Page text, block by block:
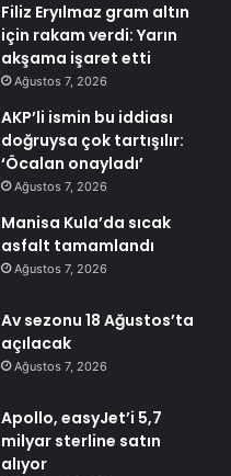
Filiz Eryılmaz gram altın
için rakam verdi: Yarın
akşama işaret etti
Ağustos 7, 2026
AKP’li ismin bu iddiası
doğruysa çok tartışılır:
‘Öcalan onayladı’
Ağustos 7, 2026
Manisa Kula’da sıcak
asfalt tamamlandı
Ağustos 7, 2026
Av sezonu 18 Ağustos’ta
açılacak
Ağustos 7, 2026
Apollo, easyJet’i 5,7
milyar sterline satın
alıyor